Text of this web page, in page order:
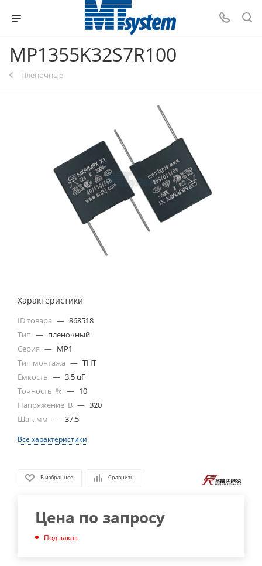
MP1355K32S7R100
Пленочные
Характеристики
ID товара — 868518
Тип — пленочный
Серия — MP1
Тип монтажа — THT
Емкость — 3,5 uF
Точность, % — 10
Напряжение, В — 320
Шаг, мм — 37.5
Все характеристики
В избранное Сравнить
Цена по запросу
Под заказ